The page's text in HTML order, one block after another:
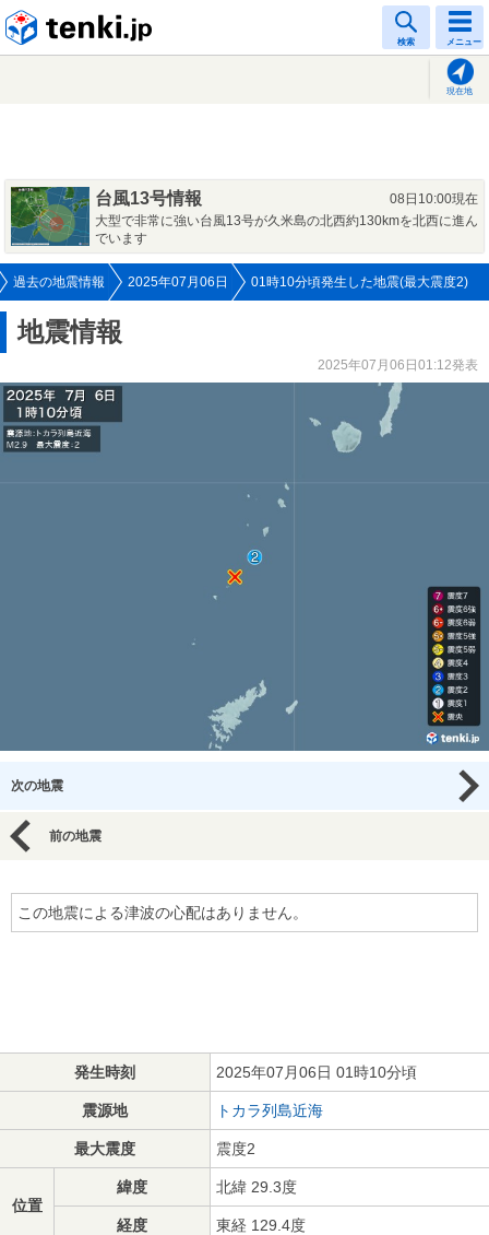
検索 メニュー
現在地
台風13号情報
08日10:00現在
大型で非常に強い台風13号が久米島の北西約130kmを北西に進ん
でいます
過去の地震情報 2025年07月06日 01時10分頃発生した地震(最大震度2)
地震情報
2025年07月06日01:12発表
次の地震
前の地震
この地震による津波の心配はありません。
発生時刻 2025年07月06日 01時10分頃
震源地 トカラ列島近海
最大震度 震度2
位置
緯度 北緯 29.3度
経度 東経 129.4度